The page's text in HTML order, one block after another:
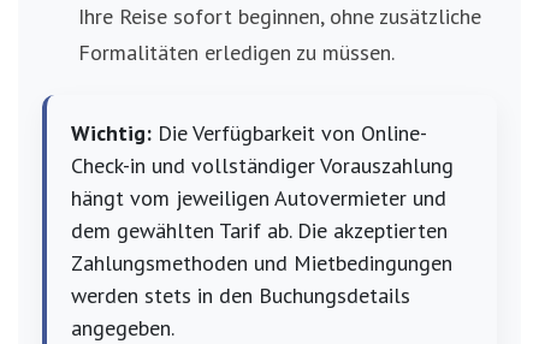
Ihre Reise sofort beginnen, ohne zusätzliche
Formalitäten erledigen zu müssen.
Wichtig: Die Verfügbarkeit von Online-
Check-in und vollständiger Vorauszahlung
hängt vom jeweiligen Autovermieter und
dem gewählten Tarif ab. Die akzeptierten
Zahlungsmethoden und Mietbedingungen
werden stets in den Buchungsdetails
angegeben.